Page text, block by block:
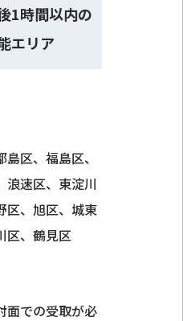
1時間以内の
エリア
区、福島区、
浪速区、東淀川
区、旭区、城東
区、鶴見区
での受取が必